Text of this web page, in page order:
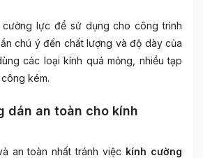
cường lực để sử dụng cho công trình
chú ý đến chất lượng và độ dày của
các loại kính quá mỏng, nhiều tạp
kém.
dán an toàn cho kính
an toàn nhất tránh việc kính cường